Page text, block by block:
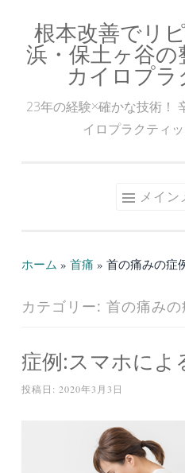
ン
根本改善でリ
浜・保土ヶ谷
カイロプラ
23年の経験×確かな技術！
イロプラクティ
メイン
ホーム » 首痛 » 首の痛みの症
カテゴリー: 首の痛みの
症例:スマホによ
投稿日: 2020年3月3日